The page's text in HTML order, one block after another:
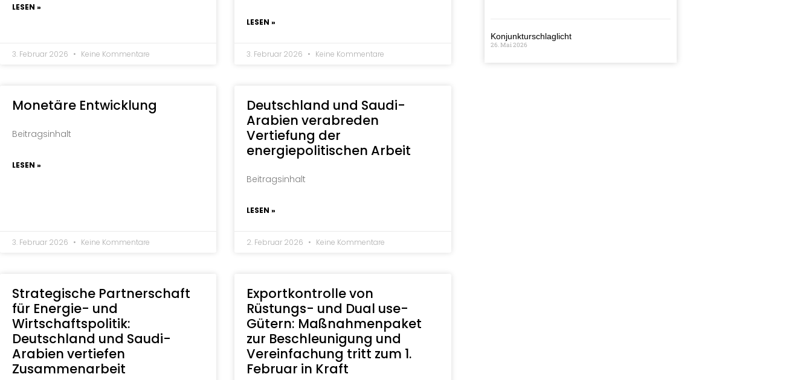
LESEN »
3. Februar 2026 Keine Kommentare
LESEN »
3. Februar 2026 Keine Kommentare
Monetäre Entwicklung
Beitragsinhalt
LESEN »
3. Februar 2026 Keine Kommentare
Deutschland und Saudi-
Arabien verabreden
Vertiefung der
energiepolitischen Arbeit
Beitragsinhalt
LESEN »
2. Februar 2026 Keine Kommentare
Strategische Partnerschaft
für Energie- und
Wirtschaftspolitik:
Deutschland und Saudi-
Arabien vertiefen
Zusammenarbeit
Exportkontrolle von
Rüstungs- und Dual use-
Gütern: Maßnahmenpaket
zur Beschleunigung und
Vereinfachung tritt zum 1.
Februar in Kraft
Konjunkturschlaglicht
26. Mai 2026